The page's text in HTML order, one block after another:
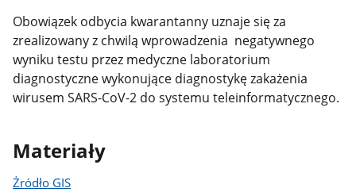
Obowiązek odbycia kwarantanny uznaje się za
zrealizowany z chwilą wprowadzenia negatywnego
wyniku testu przez medyczne laboratorium
diagnostyczne wykonujące diagnostykę zakażenia
wirusem SARS-CoV-2 do systemu teleinformatycznego.
Materiały
Żródło GIS